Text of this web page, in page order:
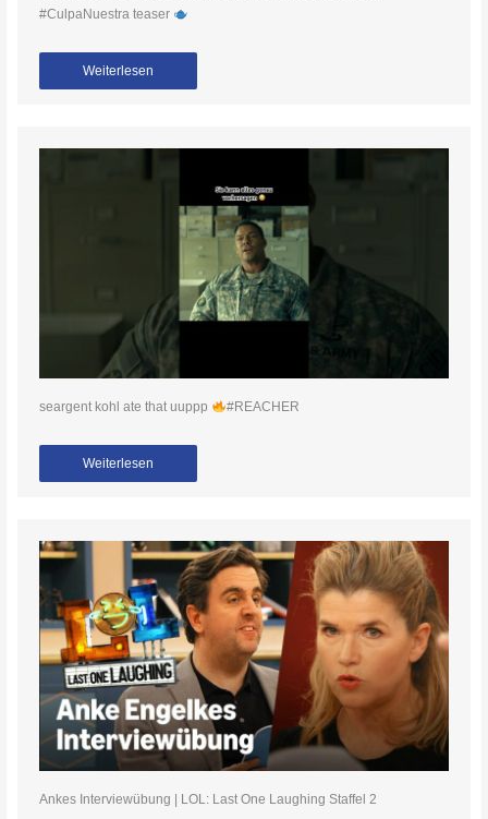
#CulpaNuestra teaser
Weiterlesen
seargent kohl ate that uuppp #REACHER
Weiterlesen
Ankes Interviewübung | LOL: Last One Laughing Staffel 2